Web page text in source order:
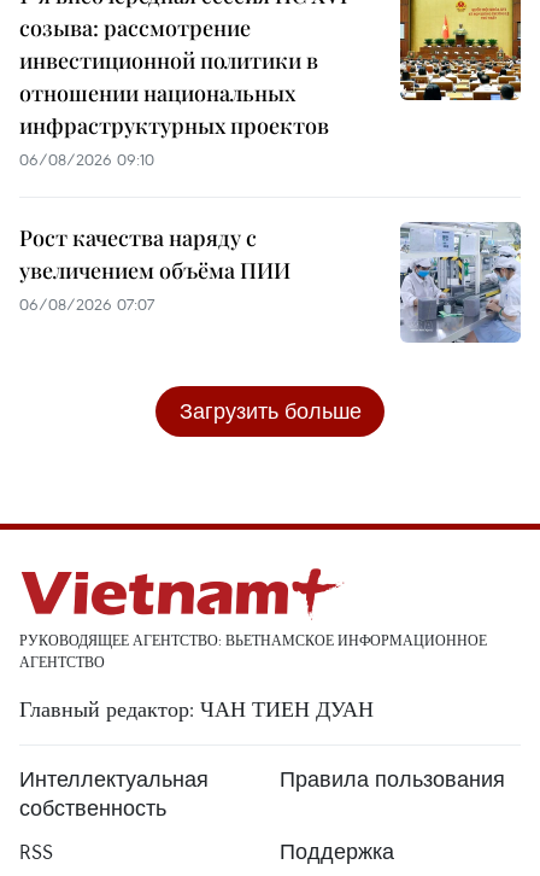
созыва: рассмотрение
инвестиционной политики в
отношении национальных
инфраструктурных проектов
06/08/2026 09:10
Рост качества наряду с
увеличением объёма ПИИ
06/08/2026 07:07
Загрузить больше
РУКОВОДЯЩЕЕ АГЕНТСТВО: ВЬЕТНАМСКОЕ ИНФОРМАЦИОННОЕ
АГЕНТСТВО
Главный редактор: ЧАН ТИЕН ДУАН
Интеллектуальная
собственность
Правила пользования
RSS Поддержка